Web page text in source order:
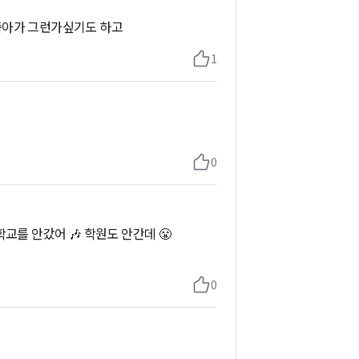
가 그런가싶기도 하고
1
0
를 안갔어 🎶 학원도 안간데 😤
0